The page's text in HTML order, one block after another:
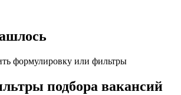
формулировку или фильтры
подбора вакансий